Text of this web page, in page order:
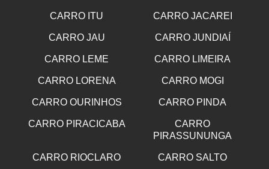
CARRO ITU CARRO JACAREI
CARRO JAU CARRO JUNDIAÍ
CARRO LEME CARRO LIMEIRA
CARRO LORENA CARRO MOGI
CARRO OURINHOS CARRO PINDA
CARRO PIRACICABA
CARRO
PIRASSUNUNGA
CARRO RIOCLARO CARRO SALTO